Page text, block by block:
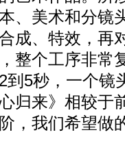
、美术和分镜
成、特效，再
整个工序非常
到5秒，一个镜
归来》相较于
，我们希望做